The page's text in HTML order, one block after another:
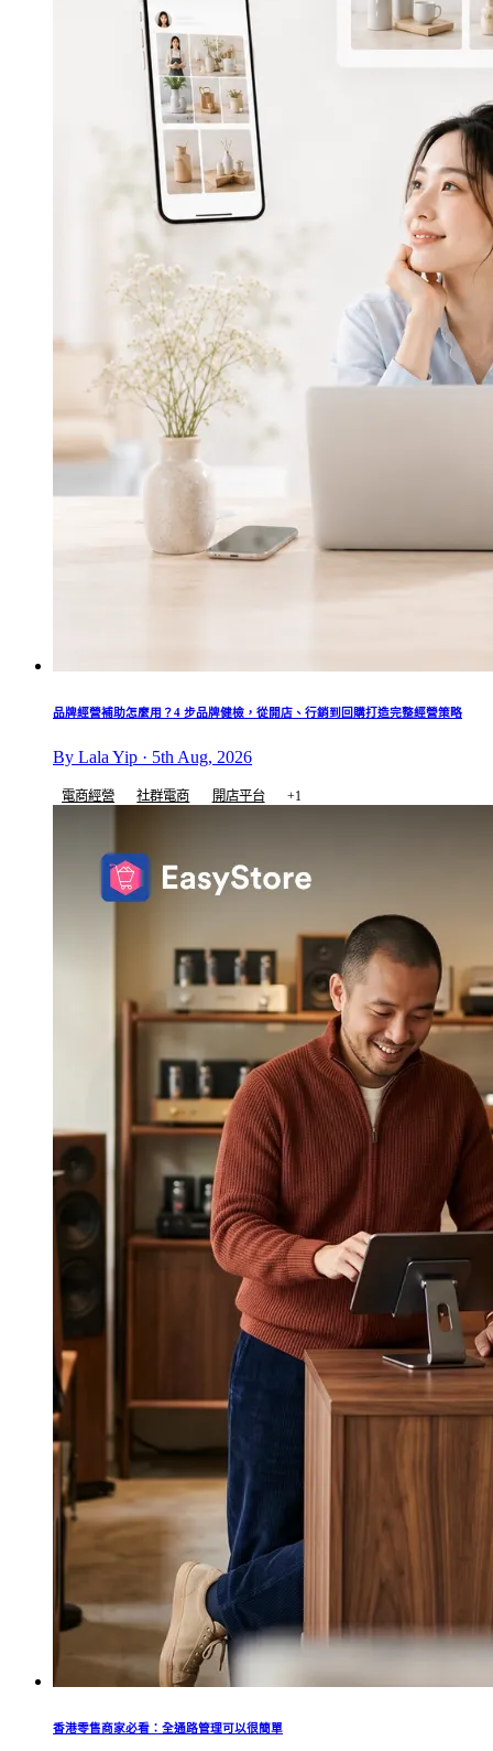
品牌經營補助怎麼用？4 步品牌健檢，從開店、行銷到回購打造完整經營策略
By Lala Yip · 5th Aug, 2026
電商經營 社群電商 開店平台 +1
香港零售商家必看：全通路管理可以很簡單